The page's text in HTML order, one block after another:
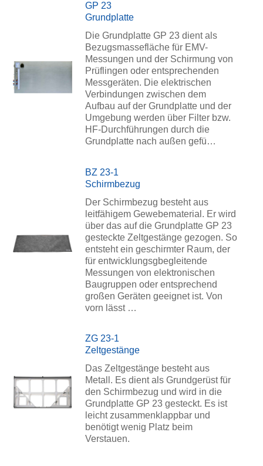
GP 23
Grundplatte
Die Grundplatte GP 23 dient als
Bezugsmassefläche für EMV-
Messungen und der Schirmung von
Prüflingen oder entsprechenden
Messgeräten. Die elektrischen
Verbindungen zwischen dem
Aufbau auf der Grundplatte und der
Umgebung werden über Filter bzw.
HF-Durchführungen durch die
Grundplatte nach außen gefü…
BZ 23-1
Schirmbezug
Der Schirmbezug besteht aus
leitfähigem Gewebematerial. Er wird
über das auf die Grundplatte GP 23
gesteckte Zeltgestänge gezogen. So
entsteht ein geschirmter Raum, der
für entwicklungsgbegleitende
Messungen von elektronischen
Baugruppen oder entsprechend
großen Geräten geeignet ist. Von
vorn lässt …
ZG 23-1
Zeltgestänge
Das Zeltgestänge besteht aus
Metall. Es dient als Grundgerüst für
den Schirmbezug und wird in die
Grundplatte GP 23 gesteckt. Es ist
leicht zusammenklappbar und
benötigt wenig Platz beim
Verstauen.